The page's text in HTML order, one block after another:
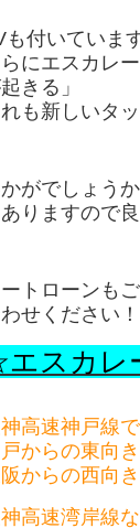
も付いていま
にエスカレ
きる」
も新しいタ
がでしょう
りますので
トローンも
せください！
スカレ
高速神戸線
からの東向
からの西向
高速湾岸線